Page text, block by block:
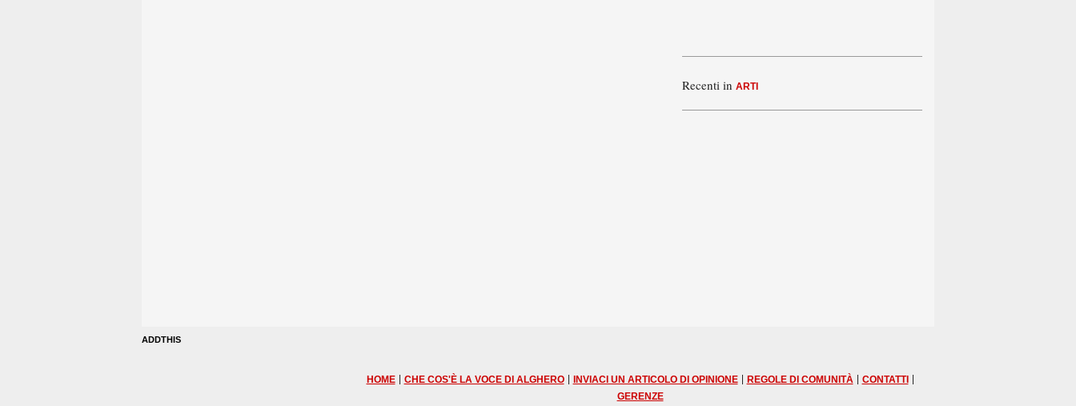
Recenti in ARTI
ADDTHIS
HOME| CHE COS'È LA VOCE DI ALGHERO| INVIACI UN ARTICOLO DI OPINIONE| REGOLE DI COMUNITÀ| CONTATTI|
GERENZE